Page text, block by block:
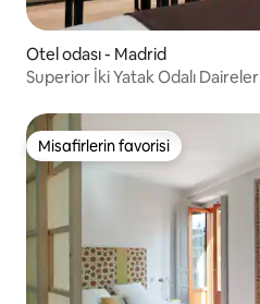
Otel odası - Madrid
Superior İki Yatak Odalı Daireler
Misafirlerin favorisi
Misafirlerin favorisi